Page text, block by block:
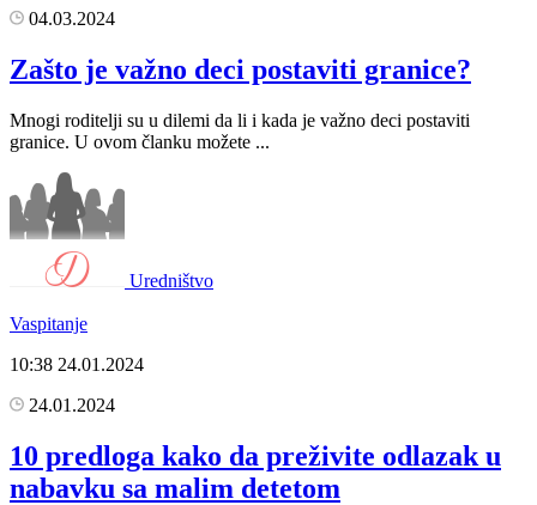
04.03.2024
Zašto je važno deci postaviti granice?
Mnogi roditelji su u dilemi da li i kada je važno deci postaviti
granice. U ovom članku možete ...
Uredništvo
Vaspitanje
10:38 24.01.2024
24.01.2024
10 predloga kako da preživite odlazak u
nabavku sa malim detetom